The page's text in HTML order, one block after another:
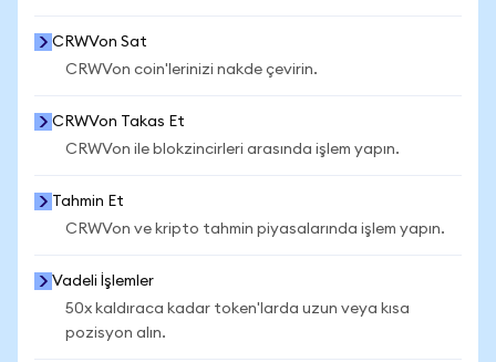
CRWVon Sat
CRWVon coin'lerinizi nakde çevirin.
CRWVon Takas Et
CRWVon ile blokzincirleri arasında işlem yapın.
Tahmin Et
CRWVon ve kripto tahmin piyasalarında işlem yapın.
Vadeli İşlemler
50x kaldıraca kadar token'larda uzun veya kısa
pozisyon alın.